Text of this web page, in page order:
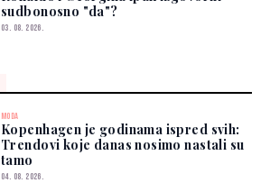
sudbonosno "da"?
03. 08. 2026.
MODA
Kopenhagen je godinama ispred svih:
Trendovi koje danas nosimo nastali su
tamo
04. 08. 2026.